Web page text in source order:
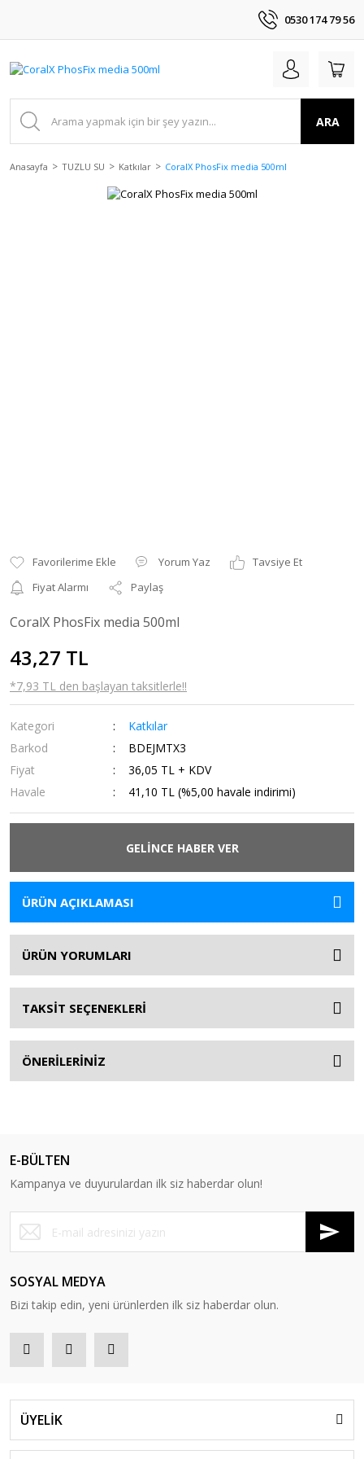
0530 174 79 56
ARA
Anasayfa TUZLU SU Katkılar CoralX PhosFix media 500ml
Yorum Yaz
Tavsiye Et
Fiyat Alarmı
Paylaş
CoralX PhosFix media 500ml
43,27 TL
*7,93 TL den başlayan taksitlerle!!
Kategori
Katkılar
Barkod
BDEJMTX3
Fiyat
36,05 TL + KDV
Havale
41,10 TL (%5,00 havale indirimi)
GELİNCE HABER VER
ÜRÜN AÇIKLAMASI
ÜRÜN YORUMLARI
TAKSİT SEÇENEKLERİ
ÖNERİLERİNİZ
E-BÜLTEN
Kampanya ve duyurulardan ilk siz haberdar olun!
SOSYAL MEDYA
Bizi takip edin, yeni ürünlerden ilk siz haberdar olun.
ÜYELİK